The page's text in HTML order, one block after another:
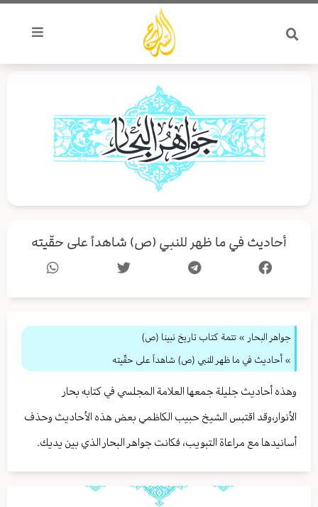
تخطي
المحتوى
أحاديث في ما ظهر للنبي (ص) شاهداً على حقّيته
جواهر البحار » تتمة كتاب تاريخ نبينا (ص)
» أحاديث في ما ظهر للنبي (ص) شاهداً على حقّيته
وهذه أحاديث جليلة جمعها العلامة المجلسي في كتابه بحار
الأنوار،وقد اقتبس الشيخ حبيب الكاظمي بعض هذه الأحاديث وحذف
أسانيدها مع مراعاة التبويب، فكانت جواهر البحار الذي بين يديك.